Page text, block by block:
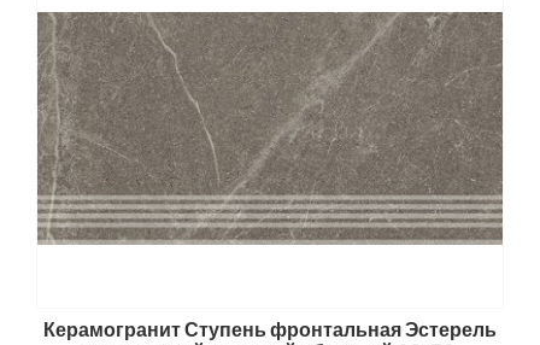
Керамогранит Ступень фронтальная Эстерель